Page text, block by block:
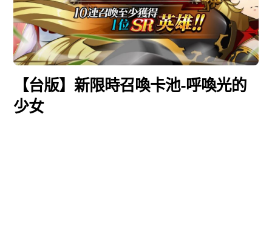
【台版】新限時召喚卡池-呼喚光的
少女